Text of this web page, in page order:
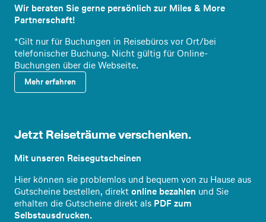
Wir beraten Sie gerne persönlich zur Miles & More
Partnerschaft!
*Gilt nur für Buchungen in Reisebüros vor Ort/bei
telefonischer Buchung. Nicht gültig für Online-
Buchungen über die Webseite.
Mehr erfahren
Reisegu
Jetzt Reiseträume verschenken.
Mit unseren Reisegutscheinen
Hier können sie problemlos und bequem von zu Hause aus
Gutscheine bestellen, direktonline bezahlen und Sie
erhalten die Gutscheine direkt als PDF zum
Selbstausdrucken.